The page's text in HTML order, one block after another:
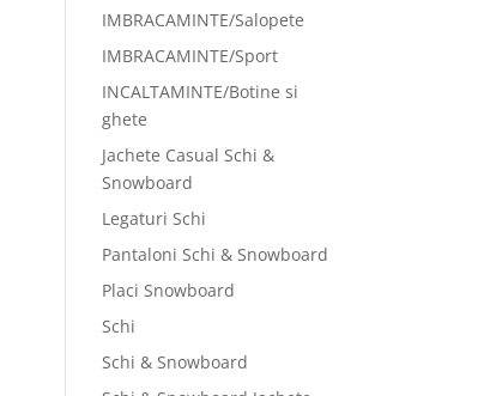
IMBRACAMINTE/Salopete
IMBRACAMINTE/Sport
INCALTAMINTE/Botine si
ghete
Jachete Casual Schi &
Snowboard
Legaturi Schi
Pantaloni Schi & Snowboard
Placi Snowboard
Schi
Schi & Snowboard